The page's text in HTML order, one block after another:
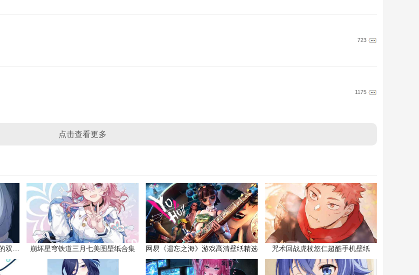
723
1175
点击查看更多
崩坏星穹铁道三月七美图壁纸合集 网易《遗忘之海》游戏高清壁纸精选 咒术回战虎杖悠仁超酷手机壁纸